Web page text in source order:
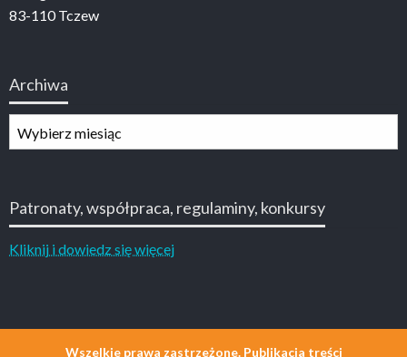
83-110 Tczew
Archiwa
Patronaty, współpraca, regulaminy, konkursy
Kliknij i dowiedz się więcej
Wszelkie prawa zastrzeżone. Publikacja treści